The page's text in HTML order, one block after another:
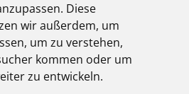
Diese
wir außerdem, um
um zu verstehen,
kommen oder um
zu entwickeln.
(Electronic Circuit Protection
dafür entwickelt, hohe
zu beherrschen und die
hoher Einschaltströme